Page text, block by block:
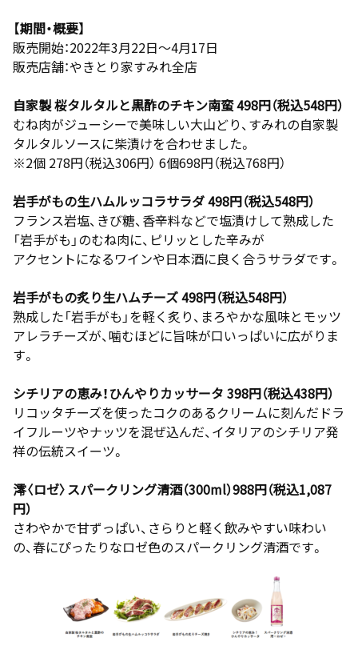
【期間・概要】
販売開始：2022年3月22日～4月17日
販売店舗：やきとり家すみれ全店
自家製 桜タルタルと黒酢のチキン南蛮 498円（税込548円）
むね肉がジューシーで美味しい大山どり、すみれの自家製
タルタルソースに柴漬けを合わせました。
※2個 278円（税込306円） 6個698円（税込768円）
岩手がもの生ハムルッコラサラダ 498円（税込548円）
フランス岩塩、きび糖、香辛料などで塩漬けして熟成した
「岩手がも」のむね肉に、ピリッとした辛みが
アクセントになるワインや日本酒に良く合うサラダです。
岩手がもの炙り生ハムチーズ 498円（税込548円）
熟成した「岩手がも」を軽く炙り、まろやかな風味とモッツ
アレラチーズが、噛むほどに旨味が口いっぱいに広がりま
す。
シチリアの恵み！ひんやりカッサータ 398円（税込438円）
リコッタチーズを使ったコクのあるクリームに刻んだドラ
イフルーツやナッツを混ぜ込んだ、イタリアのシチリア発
祥の伝統スイーツ。
澪〈ロゼ〉スパークリング清酒（300ml）988円（税込1,087
円）
さわやかで甘ずっぱい、さらりと軽く飲みやすい味わい
の、春にぴったりなロゼ色のスパークリング清酒です。